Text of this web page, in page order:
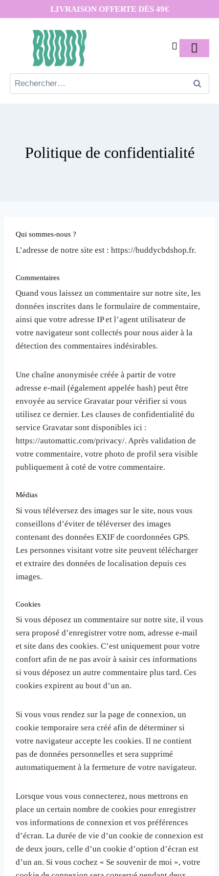
LIVRAISON OFFERTE DÈS 49€
Politique de confidentialité
Qui sommes-nous ?
L’adresse de notre site est : https://buddycbdshop.fr.
Commentaires
Quand vous laissez un commentaire sur notre site, les
données inscrites dans le formulaire de commentaire,
ainsi que votre adresse IP et l’agent utilisateur de
votre navigateur sont collectés pour nous aider à la
détection des commentaires indésirables.
Une chaîne anonymisée créée à partir de votre
adresse e-mail (également appelée hash) peut être
envoyée au service Gravatar pour vérifier si vous
utilisez ce dernier. Les clauses de confidentialité du
service Gravatar sont disponibles ici :
https://automattic.com/privacy/. Après validation de
votre commentaire, votre photo de profil sera visible
publiquement à coté de votre commentaire.
Médias
Si vous téléversez des images sur le site, nous vous
conseillons d’éviter de téléverser des images
contenant des données EXIF de coordonnées GPS.
Les personnes visitant votre site peuvent télécharger
et extraire des données de localisation depuis ces
images.
Cookies
Si vous déposez un commentaire sur notre site, il vous
sera proposé d’enregistrer votre nom, adresse e-mail
et site dans des cookies. C’est uniquement pour votre
confort afin de ne pas avoir à saisir ces informations
si vous déposez un autre commentaire plus tard. Ces
cookies expirent au bout d’un an.
Si vous vous rendez sur la page de connexion, un
cookie temporaire sera créé afin de déterminer si
votre navigateur accepte les cookies. Il ne contient
pas de données personnelles et sera supprimé
automatiquement à la fermeture de votre navigateur.
Lorsque vous vous connecterez, nous mettrons en
place un certain nombre de cookies pour enregistrer
vos informations de connexion et vos préférences
d’écran. La durée de vie d’un cookie de connexion est
de deux jours, celle d’un cookie d’option d’écran est
d’un an. Si vous cochez « Se souvenir de moi », votre